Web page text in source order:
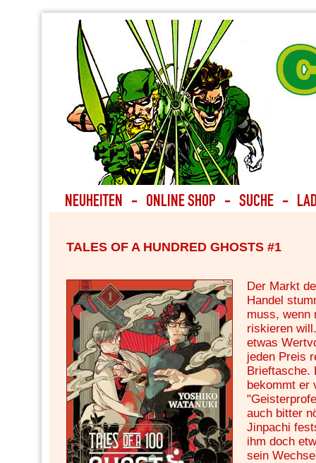
TALES OF A HUNDRED GHOSTS #1
Der Markt
Handel
muss, wenn
riskieren
etwas
jeden Preis
Brieftasche.
bekommt er
auch bitter
Jinpachi
ihm doch
sein